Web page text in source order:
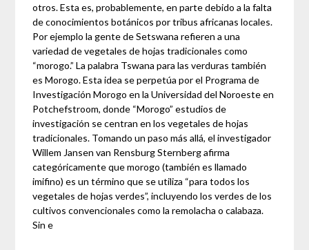
otros. Esta es, probablemente, en parte debido a la falta
de conocimientos botánicos por tribus africanas locales.
Por ejemplo la gente de Setswana refieren a una
variedad de vegetales de hojas tradicionales como
“morogo.” La palabra Tswana para las verduras también
es Morogo. Esta idea se perpetúa por el Programa de
Investigación Morogo en la Universidad del Noroeste en
Potchefstroom, donde “Morogo” estudios de
investigación se centran en los vegetales de hojas
tradicionales. Tomando un paso más allá, el investigador
Willem Jansen van Rensburg Sternberg afirma
categóricamente que morogo (también es llamado
imifino) es un término que se utiliza “para todos los
vegetales de hojas verdes”, incluyendo los verdes de los
cultivos convencionales como la remolacha o calabaza.
Sin e